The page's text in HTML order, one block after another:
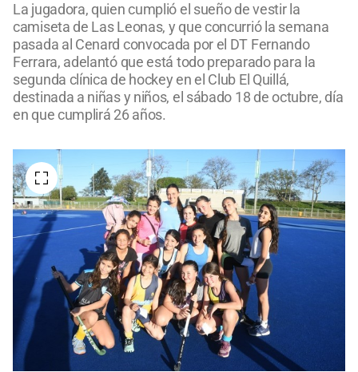
La jugadora, quien cumplió el sueño de vestir la
camiseta de Las Leonas, y que concurrió la semana
pasada al Cenard convocada por el DT Fernando
Ferrara, adelantó que está todo preparado para la
segunda clínica de hockey en el Club El Quillá,
destinada a niñas y niños, el sábado 18 de octubre, día
en que cumplirá 26 años.